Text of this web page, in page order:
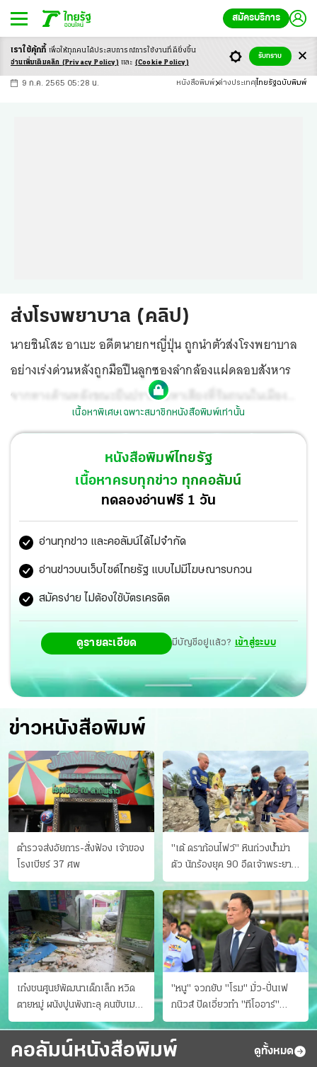
สมัครบริการ
-ก ก ก+
9 ก.ค. 2565 05:28 น. หนังสือพิมพ์ ต่างประเทศ ไทยรัฐฉบับพิมพ์
ส่งโรงพยาบาล (คลิป)
นายชินโสะ อาเบะ อดีตนายกฯญี่ปุ่น ถูกนำตัวส่งโรงพยาบาล
อย่างเร่งด่วนหลังถูกมือปืนลูกซองลำกล้องแฝดลอบสังหาร
จากทางด้านหลังขณะยืนปราศรัยหาเสียงที่ริมถนนในเมือง
นารา และถึงแก่อสัญกรรมที่ รพ.
เนื้อหาพิเศษเฉพาะสมาชิกหนังสือพิมพ์เท่านั้น
หนังสือพิมพ์ไทยรัฐ
เนื้อหาครบทุกข่าว ทุกคอลัมน์
ทดลองอ่านฟรี 1 วัน
อ่านทุกข่าว และคอลัมน์ได้ไม่จำกัด
อ่านข่าวบนเว็บไซต์ไทยรัฐ แบบไม่มีโฆษณารบกวน
สมัครง่าย ไม่ต้องใช้บัตรเครดิต
ดูรายละเอียด มีบัญชีอยู่แล้ว? เข้าสู่ระบบ
ข่าวหนังสือพิมพ์
ตำรวจส่งอัยการ-สั่งฟ้อง เจ้าของ
โรงเบียร์ 37 ศพ
"เต้ ดราก้อนไฟว์" หินถ่วงน้ำฆ่า
ตัว นักร้องยุค 90 อืดเจ้าพระยา
แฟนหาตัววุ่น เครียดธุรกิจ!
เก๋งชนศูนย์พัฒนาเด็กเล็ก หวิด
ตายหมู่ ผนังปูนพังทะลุ คนขับเมา
ยา
"หนู" จวกยับ "โรม" มั่ว-ปั่นเฟ
กนิวส์ ปัดเอี่ยวทํา "ทีโออาร์"
ต้นทางโกงสอบฉาว
คอลัมน์หนังสือพิมพ์ ดูทั้งหมด
เราใช้คุ้กกี้ เพื่อให้ทุกคนได้ประสบการณ์การใช้งานที่ดียิ่งขึ้น
อ่านเพิ่มเติมคลิก (Privacy Policy) และ (Cookie Policy)
รับทราบ